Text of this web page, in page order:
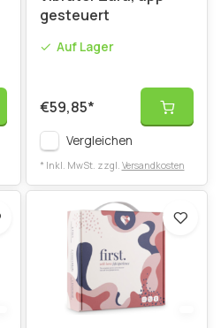
gesteuert
Auf Lager
€59,85*
Vergleichen
* Inkl. MwSt. zzgl. Versandkosten